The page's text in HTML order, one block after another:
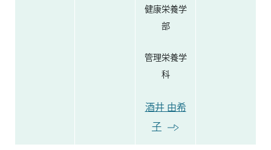
健康栄養学
部
管理栄養学
科
酒井 由希
子